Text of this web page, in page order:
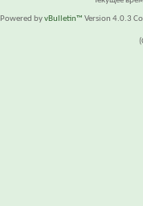
Powered byvBulletin™ Version 4.0.3